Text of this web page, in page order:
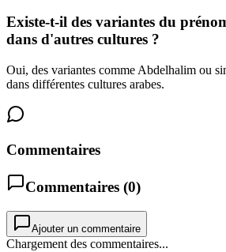
Existe-t-il des variantes du
dans d'autres cultures ?
Oui, des variantes comme Abdelhalim ou
dans différentes cultures arabes.
Commentaires
Commentaires (0)
Ajouter un commentaire
Chargement des commentaires...